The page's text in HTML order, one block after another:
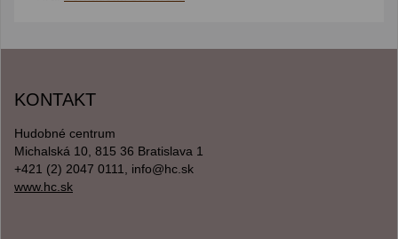
KONTAKT
Hudobné centrum
Michalská 10, 815 36 Bratislava 1
+421 (2) 2047 0111, info@hc.sk
www.hc.sk